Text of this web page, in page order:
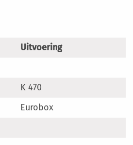
Uitvoering
K 470
Eurobox